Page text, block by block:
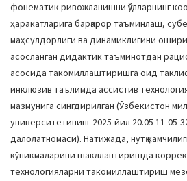
фонематик ривожланишни қўлларнинг
ҳаракатларига барқарор таъминлаш,
маҳсулдорлиги ва динамиклигини
асосланган дидактик таъминотдан
асосида такомиллаштиришга оид
инклюзив таълимда ассистив
мазмунига сингдирилган (Ўзбекистон
университетининг 2025-йил 20.05 11-05-
далолатномаси). Натижада, нутқ
кўникмаларини шакллантиришда
технологияларни такомиллаштириш